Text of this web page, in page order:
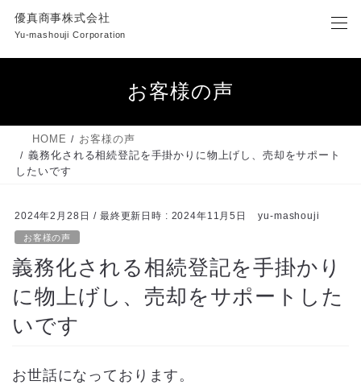
ン
キ
ー
に
優真商事株式会社
Yu-mashouji Corporation
お客様の声
HOME
お客様の声
義務化される相続登記を手掛かりに物上げし、売却をサポート
したいです
2024年2月28日 / 最終更新日時 : 2024年11月5日 yu-mashouji
お客様の声
義務化される相続登記を手掛かり
に物上げし、売却をサポートした
いです
お世話になっております。